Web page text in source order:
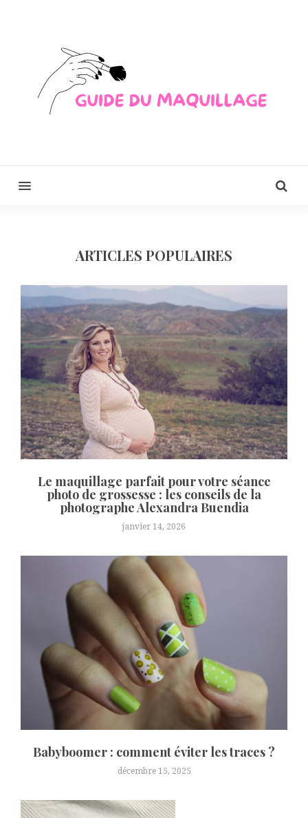
MENU
ARTICLES POPULAIRES
Le maquillage parfait pour votre séance
photo de grossesse : les conseils de la
photographe Alexandra Buendia
janvier 14, 2026
Babyboomer : comment éviter les traces ?
décembre 15, 2025